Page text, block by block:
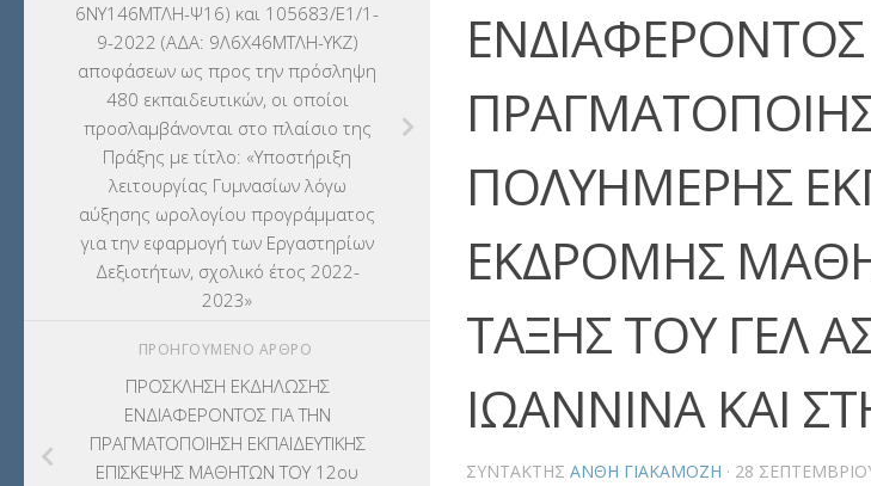
ΕΝΔΙΑΦΕΡΟΝΤΟΣ
ΠΟΛΥΗΜΕΡΗΣ
ΕΚΔΡΟΜΗΣ
ΤΑΞΗΣ ΤΟΥ ΓΕΛ
ΙΩΑΝΝΙΝΑ ΚΑΙ
ΣΥΝΤΆΚΤΗΣ ΑΝΘΗ ΓΙΑΚΑΜΟΖΗ · 28
6ΝΥ146ΜΤΛΗ-Ψ16) και 105683/Ε1/1-
9-2022 (ΑΔΑ: 9Λ6Χ46ΜΤΛΗ-ΥΚΖ)
αποφάσεων ως προς την πρόσληψη
480 εκπαιδευτικών, οι οποίοι
προσλαμβάνονται στο πλαίσιο της
Πράξης με τίτλο: «Υποστήριξη
λειτουργίας Γυμνασίων λόγω
αύξησης ωρολογίου προγράμματος
για την εφαρμογή των Εργαστηρίων
Δεξιοτήτων, σχολικό έτος 2022-
2023»
ΠΡΟΗΓΟΎΜΕΝΟ ΆΡΘΡΟ
ΠΡΟΣΚΛΗΣΗ ΕΚΔΗΛΩΣΗΣ
ΕΝΔΙΑΦΕΡΟΝΤΟΣ ΓΙΑ ΤΗΝ
ΠΡΑΓΜΑΤΟΠΟΙΗΣΗ ΕΚΠΑΙΔΕΥΤΙΚΗΣ
ΕΠΙΣΚΕΨΗΣ ΜΑΘΗΤΩΝ ΤΟΥ 12ου